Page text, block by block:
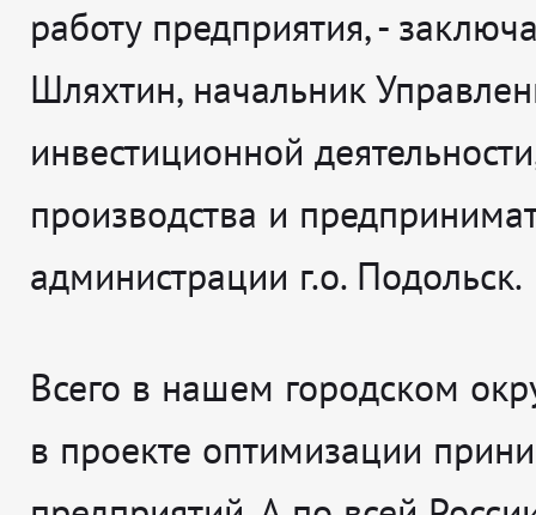
работу предприятия, -
Шляхтин, начальник
инвестиционной
производства и
администрации г.о. Подольск.
Всего в нашем городском
в проекте оптимизации